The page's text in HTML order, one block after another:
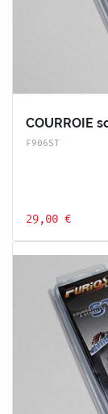
COURROIE
F906ST
29,00 €